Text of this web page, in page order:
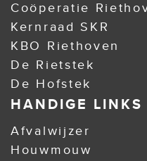
Coöperatie
Kernraad SKR
KBO Riethoven
De Rietstek
De Hofstek
HANDIGE LINKS
Afvalwijzer
Houwmouw